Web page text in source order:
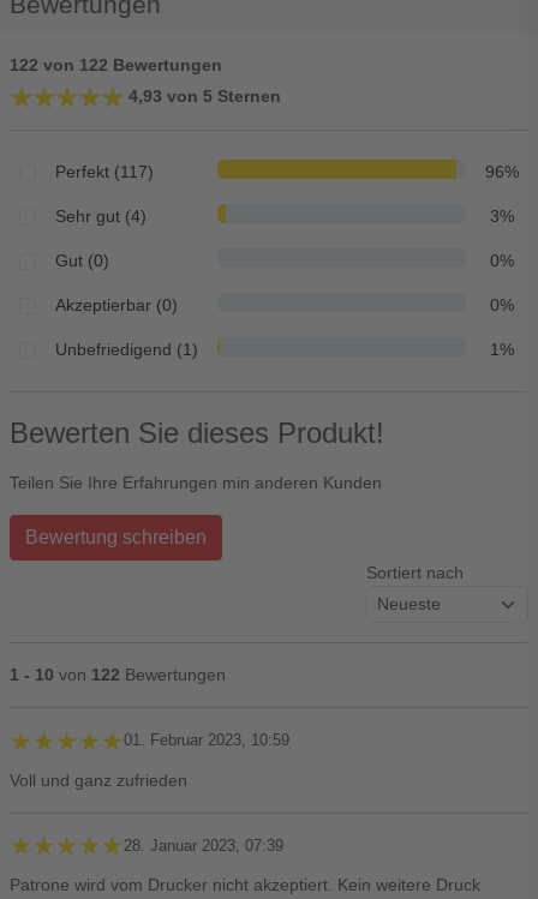
122 von 122 Bewertungen
★★★★★
★★★★★ 4,93 von 5 Sternen
Perfekt (117) 96%
Sehr gut (4) 3%
Gut (0) 0%
Akzeptierbar (0) 0%
Unbefriedigend (1) 1%
Bewerten Sie dieses Produkt!
Teilen Sie Ihre Erfahrungen min anderen Kunden
Bewertung schreiben
Sortiert nach
1 - 10 von 122 Bewertungen
★★★★★
★★★★★01. Februar 2023, 10:59
Voll und ganz zufrieden
★★★★★
★★★★★ 28. Januar 2023, 07:39
Patrone wird vom Drucker nicht akzeptiert. Kein weitere Druck